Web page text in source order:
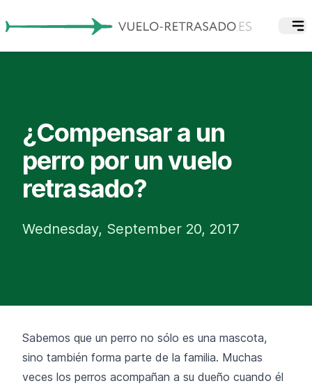
¿Compensar a un
perro por un vuelo
retrasado?
Wednesday, September 20, 2017
Sabemos que un perro no sólo es una mascota,
sino también forma parte de la familia. Muchas
veces los perros acompañan a su dueño cuando él